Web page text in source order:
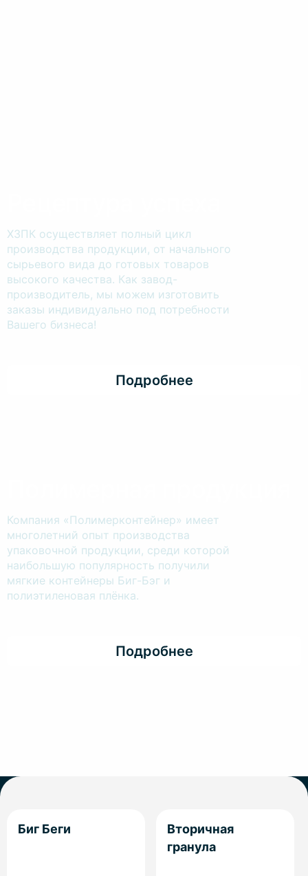
ХЗПК осуществляет полный цикл
производства продукции, от начального
сырьевого вида до готовых товаров
высокого качества. Как завод-
производитель, мы можем изготовить
заказы индивидуально под потребности
Вашего бизнеса!
Подробнее
Компания «Полимерконтейнер» имеет
многолетний опыт производства
упаковочной продукции, среди которой
наибольшую популярность получили
мягкие контейнеры Биг-Бэг и
полиэтиленовая плёнка.
Подробнее
Биг Беги
Вторичная
гранула